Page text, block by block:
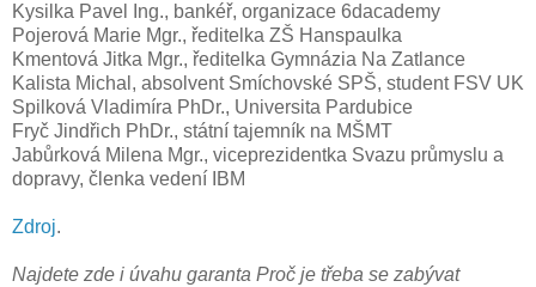
Kysilka Pavel Ing., bankéř, organizace 6dacademy
Pojerová Marie Mgr., ředitelka ZŠ Hanspaulka
Kmentová Jitka Mgr., ředitelka Gymnázia Na Zatlance
Kalista Michal, absolvent Smíchovské SPŠ, student FSV UK
Spilková Vladimíra PhDr., Universita Pardubice
Fryč Jindřich PhDr., státní tajemník na MŠMT
Jabůrková Milena Mgr., viceprezidentka Svazu průmyslu a
dopravy, členka vedení IBM
Zdroj.
Najdete zde i úvahu garanta Proč je třeba se zabývat